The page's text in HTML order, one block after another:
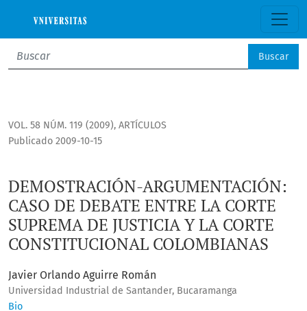
Buscar
VOL. 58 NÚM. 119 (2009), ARTÍCULOS
DEMOSTRACIÓN-ARGUMENTACIÓN:
CASO DE DEBATE ENTRE LA CORTE
SUPREMA DE JUSTICIA Y LA CORTE
CONSTITUCIONAL COLOMBIANAS
Publicado 2009-10-15
Javier Orlando Aguirre Román
Universidad Industrial de Santander, Bucaramanga
Bio